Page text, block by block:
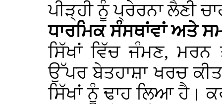
ਪੀੜ੍ਹੀ ਨੂੰ ਪ੍ਰੇਰਨਾ ਲੈਣੀ
ਧਾਰਮਿਕ ਸੰਸਥਾਂਵਾਂ ਅਤੇ
ਸਿੱਖਾਂ ਵਿੱਚ ਜੰਮਣ, ਮਰਨ
ਉੱਪਰ ਬੇਤਹਾਸ਼ਾ ਖਰਚ
ਸਿੱਖਾਂ ਨੂੰ ਢਾਹ ਲਿਆ